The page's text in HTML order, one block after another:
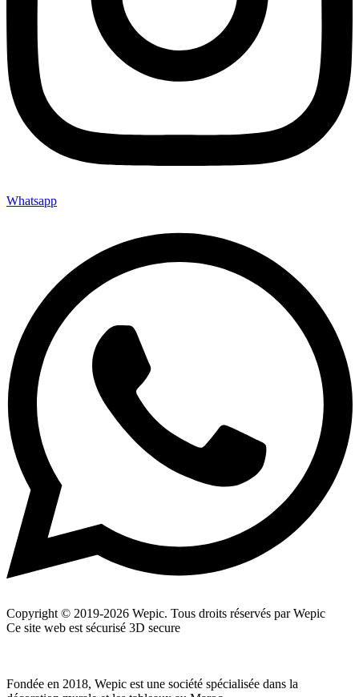
Whatsapp
Copyright © 2019-2026 Wepic. Tous droits réservés par Wepic
Ce site web est sécurisé 3D secure
Fondée en 2018, Wepic est une société spécialisée dans la